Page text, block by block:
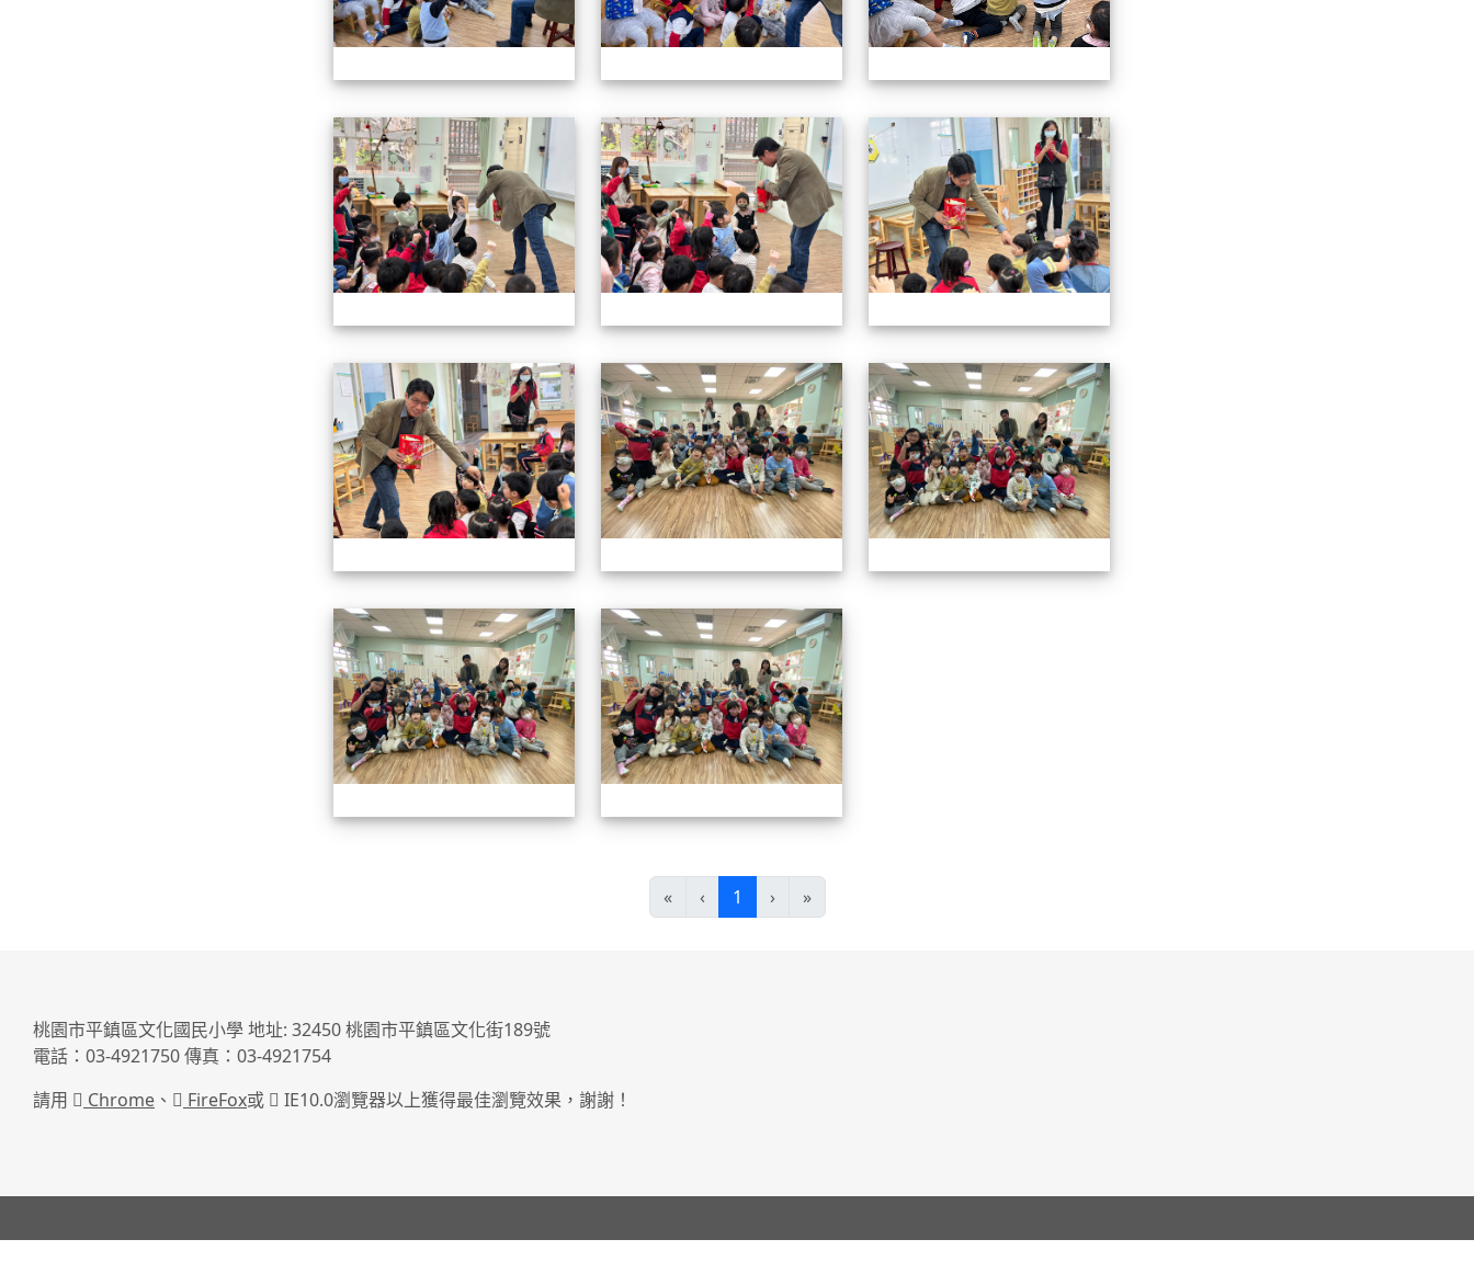
113.01.19校長說故事 113.01.19校長說故事 113.01.19校長說故事
113.01.19校長說故事 113.01.19校長說故事 113.01.19校長說故事
113.01.19校長說故事 113.01.19校長說故事
« ‹ 1 (current)
› »
桃園市平鎮區文化國民小學 地址: 32450 桃園市平鎮區文化街189號
電話：03-4921750 傳真：03-4921754
請用
Chrome 、 FireFox或 IE10.0瀏覽器以上獲得最佳瀏覽效果，謝謝！